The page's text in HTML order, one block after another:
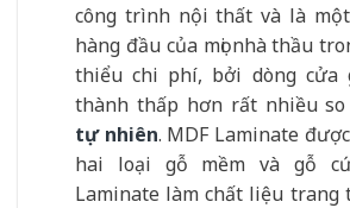
công trình nội thất và là một
hàng đầu của mọi nhà thầu
thiểu chi phí, bởi dòng cửa
thành thấp hơn rất nhiều
tự nhiên. MDF Laminate
hai loại gỗ mềm và gỗ
Laminate làm chất liệu trang